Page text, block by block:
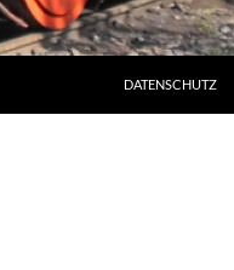
DATENSCHUTZ